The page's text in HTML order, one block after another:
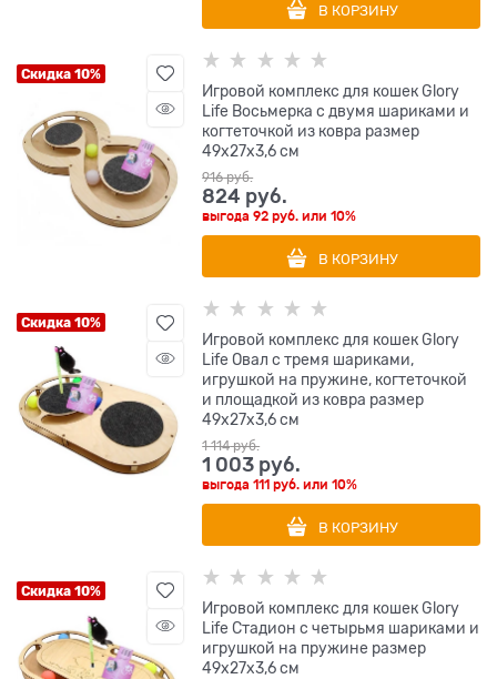
В КОРЗИНУ
Скидка 10%
Игровой комплекс для кошек Glory
Life Восьмерка с двумя шариками и
когтеточкой из ковра размер
49х27х3,6 см
916 руб.
824 руб.
выгода92 руб. или10%
В КОРЗИНУ
Скидка 10%
Игровой комплекс для кошек Glory
Life Овал с тремя шариками,
игрушкой на пружине, когтеточкой
и площадкой из ковра размер
49х27х3,6 см
1 114 руб.
1 003 руб.
выгода111 руб. или10%
В КОРЗИНУ
Скидка 10%
Игровой комплекс для кошек Glory
Life Стадион с четырьмя шариками и
игрушкой на пружине размер
49х27х3,6 см